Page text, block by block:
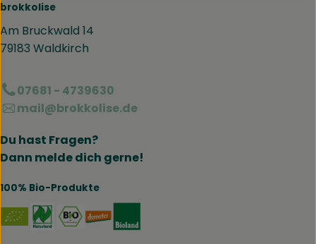
brokkolise
Am Bruckwald 14
79183 Waldkirch
07681 - 4739630
mail@brokkolise.de
Du hast Fragen?
Dann melde dich gerne!
100% Bio-Produkte
Externer Link zu https://www.naturland.de/de/
Externer Link zu https://www.bmel.de/